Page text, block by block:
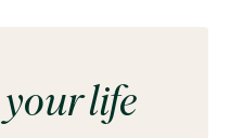
your life